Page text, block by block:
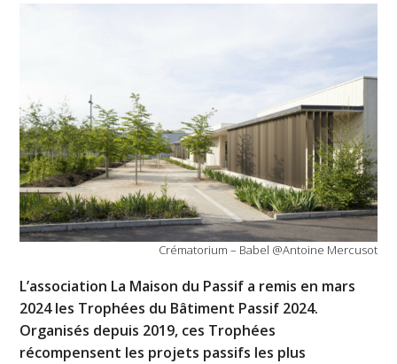
Crématorium – Babel @Antoine Mercusot
L’association La Maison du Passif a remis en mars
2024 les Trophées du Bâtiment Passif 2024.
Organisés depuis 2019, ces Trophées
récompensent les projets passifs les plus